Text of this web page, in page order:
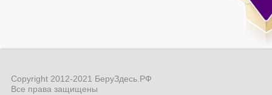
Copyright 2012-2021 БеруЗдесь.РФ
Все права защищены